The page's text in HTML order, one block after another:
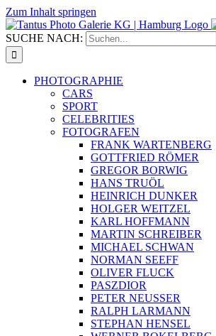
Zum Inhalt springen
SUCHE NACH:
PHOTOGRAPHIE
CARS
SPORT
CELEBRITIES
FOTOGRAFEN
FRANK WARTENBERG
GOTTFRIED RÖMER
GREGOR BORWIG
HANS TRUÖL
HEINRICH DUNKER
HOLGER WEITZEL
KARL HOFFMANN
MARTIN SCHREIBER
MICHAEL SCHWAN
NORMAN SEEFF
OLIVER FLUCK
PASZDIOR
PETER NEUSSER
RALPH LARMANN
STEPHAN HENSEL